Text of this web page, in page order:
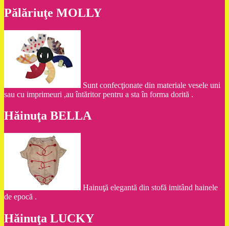
Pălăriuţe MOLLY
Sunt confecţionate din materiale vesele uni
sau cu imprimeuri ,au întăritor pentru a sta în forma dorită .
Hăinuţa BELLA
Hainuţă elegantă din stofă imitând hainele
de epocă .
Hăinuţa LUCKY